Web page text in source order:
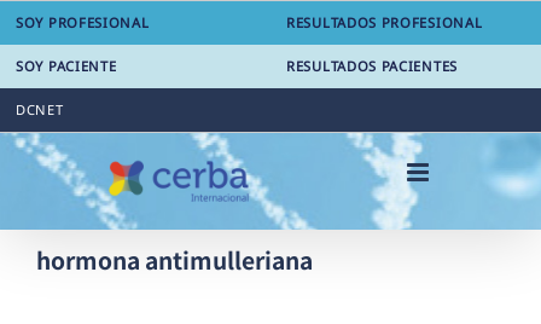
Saltar
contenido
SOY PROFESIONAL RESULTADOS PROFESIONAL
SOY PACIENTE RESULTADOS PACIENTES
DCNET
hormona antimulleriana